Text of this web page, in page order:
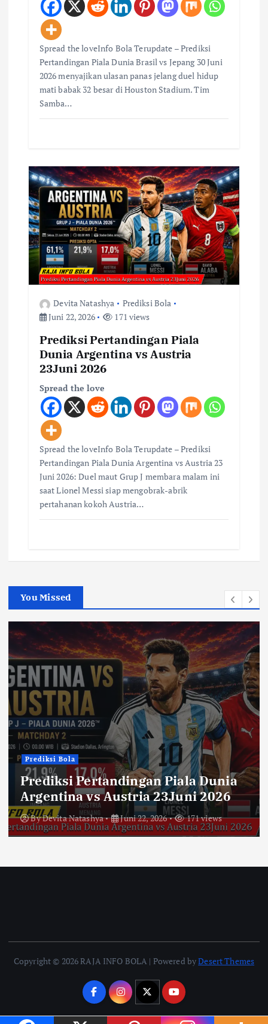
Spread the loveInfo Bola Terupdate – Prediksi
Pertandingan Piala Dunia Brasil vs Jepang 30 Juni
2026 menyajikan ulasan panas jelang duel hidup
mati babak 32 besar di Houston Stadium. Tim
Samba…
Devita Natashya
Prediksi Bola
Juni 22, 2026
171 views
Prediksi Pertandingan Piala
Dunia Argentina vs Austria
23Juni 2026
Spread the love
Spread the loveInfo Bola Terupdate – Prediksi
Pertandingan Piala Dunia Argentina vs Austria 23
Juni 2026: Duel maut Grup J membara malam ini
saat Lionel Messi siap mengobrak-abrik
pertahanan kokoh Austria…
You Missed
Prediksi Bola
Prediksi Pertandingan Piala Dunia
Argentina vs Austria 23Juni 2026
ByDevita Natashya Juni 22, 2026 171 views
Copyright © 2026 RAJA INFO BOLA | Powered byDesert Themes